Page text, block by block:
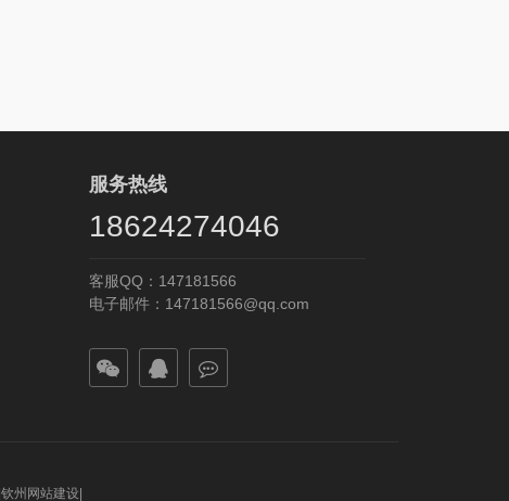
服务热线
18624274046
客服QQ：147181566
电子邮件：147181566@qq.com
钦州网站建设